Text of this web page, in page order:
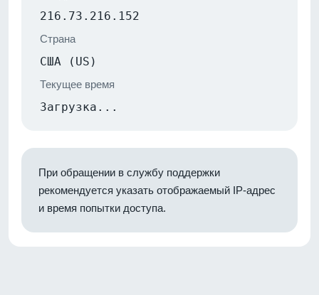
216.73.216.152
Страна
США (US)
Текущее время
Загрузка...
При обращении в службу поддержки
рекомендуется указать отображаемый IP-адрес
и время попытки доступа.